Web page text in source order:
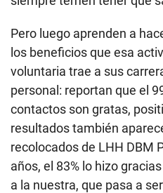
Pero luego aprenden a
los beneficios que esa
voluntaria trae a sus
personal: reportan que el
contactos son gratas,
resultados también
recolocados de LHH DBM
años, el 83% lo hizo
a la nuestra, que pasa a